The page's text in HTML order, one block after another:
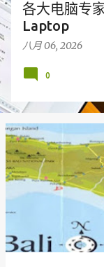
各大电脑专
Laptop
八月 06, 2026
0